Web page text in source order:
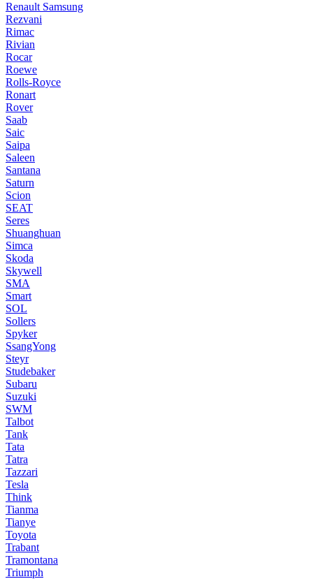
Renault Samsung
Rezvani
Rimac
Rivian
Rocar
Roewe
Rolls-Royce
Ronart
Rover
Saab
Saic
Saipa
Saleen
Santana
Saturn
Scion
SEAT
Seres
Shuanghuan
Simca
Skoda
Skywell
SMA
Smart
SOL
Sollers
Spyker
SsangYong
Steyr
Studebaker
Subaru
Suzuki
SWM
Talbot
Tank
Tata
Tatra
Tazzari
Tesla
Think
Tianma
Tianye
Toyota
Trabant
Tramontana
Triumph